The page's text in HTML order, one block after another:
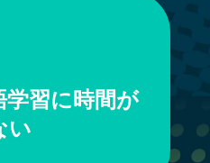
習に時間が
い